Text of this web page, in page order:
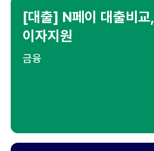
[대출] N페이 대출비
이자지원
금융